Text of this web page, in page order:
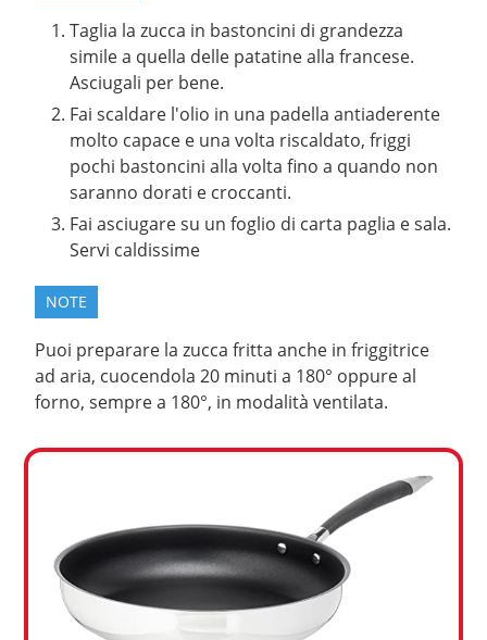
Taglia la zucca in bastoncini di grandezza
simile a quella delle patatine alla francese.
Asciugali per bene.
Fai scaldare l'olio in una padella antiaderente
molto capace e una volta riscaldato, friggi
pochi bastoncini alla volta fino a quando non
saranno dorati e croccanti.
Fai asciugare su un foglio di carta paglia e sala.
Servi caldissime
NOTE
Puoi preparare la zucca fritta anche in friggitrice
ad aria, cuocendola 20 minuti a 180° oppure al
forno, sempre a 180°, in modalità ventilata.